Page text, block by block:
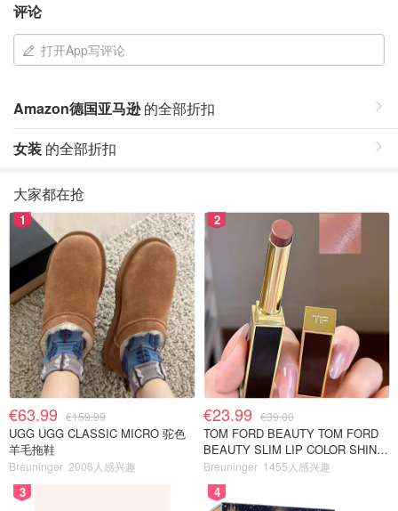
评论
打开App写评论
Amazon德国亚马逊的全部折扣
女装 的全部折扣
大家都在抢
1
€63.99 €159.99
UGG UGG CLASSIC MICRO 驼色
羊毛拖鞋
Breuninger 2006人感兴趣
2
€23.99 €39.00
TOM FORD BEAUTY TOM FORD
BEAUTY SLIM LIP COLOR SHINE
口红 open back色
Breuninger 1455人感兴趣
3 4